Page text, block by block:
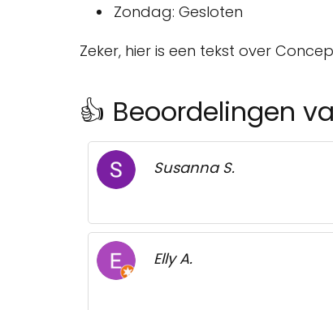
Zondag: Gesloten
Zeker, hier is een tekst over
👍 Beoordelingen
Susanna S.
Elly A.